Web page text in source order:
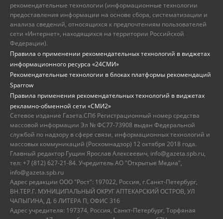
рекомендательные технологии (информационные технологии
предоставления информации на основе сбора, систематизации и
анализа сведений, относящихся к предпочтениям пользователей
сети «Интернет», находящихся на территории Российской
Федерации).
Правила о применении рекомендательных технологий в виджетах
информационного ресурса «24СМИ»
Рекомендательные технологии в блоках платформы рекомендаций
Sparrow
Правила применения рекомендательных технологий в виджетах
рекламно-обменной сети «СМИ2»
Сетевое издание Газета.СПб Регистрационный номер средства
массовой информации Эл № ФС77-73908 выдан Федеральной
службой по надзору в сфере связи, информационных технологий и
массовых коммуникаций (Роскомнадзор) 12 октября 2018 года.
Главный редактор Гущин Ярослав Алексеевич, info@gazeta.spb.ru,
тел: +7 (812) 627-21-84. Учредитель АО "Открытые Медиа",
info@gazeta.spb.ru
Адрес редакции ООО "Рост": 197022, Россия, г.Санкт-Петербург,
ВН.ТЕР.Г. МУНИЦИПАЛЬНЫЙ ОКРУГ АПТЕКАРСКИЙ ОСТРОВ, УЛ
ЧАПЫГИНА, Д. 6 ЛИТЕРА П, ОФИС 316
Адрес учредителя: 197374, Россия, Санкт-Петербург, Торфяная